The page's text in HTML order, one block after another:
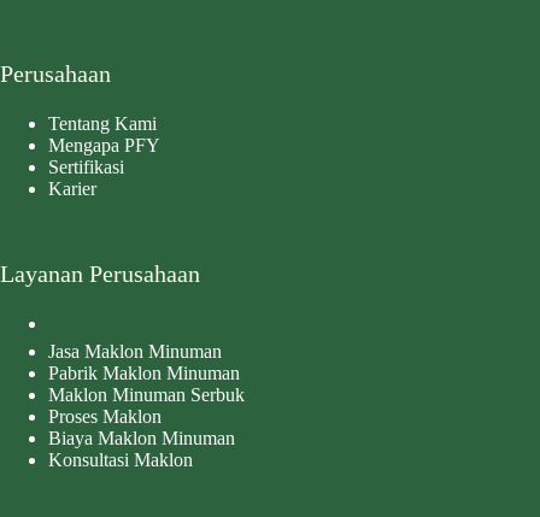
Perusahaan
Tentang Kami
Mengapa PFY
Sertifikasi
Karier
Layanan Perusahaan
Jasa Maklon Minuman
Pabrik Maklon Minuman
Maklon Minuman Serbuk
Proses Maklon
Biaya Maklon Minuman
Konsultasi Maklon